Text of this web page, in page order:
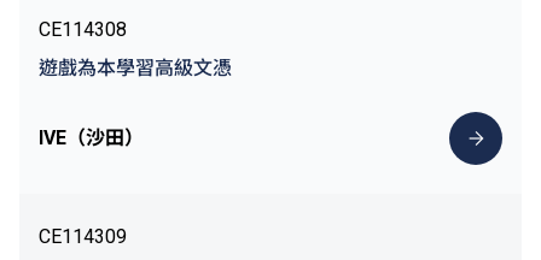
CE114308
遊戲為本學習高級文憑
IVE（沙田）
CE114309